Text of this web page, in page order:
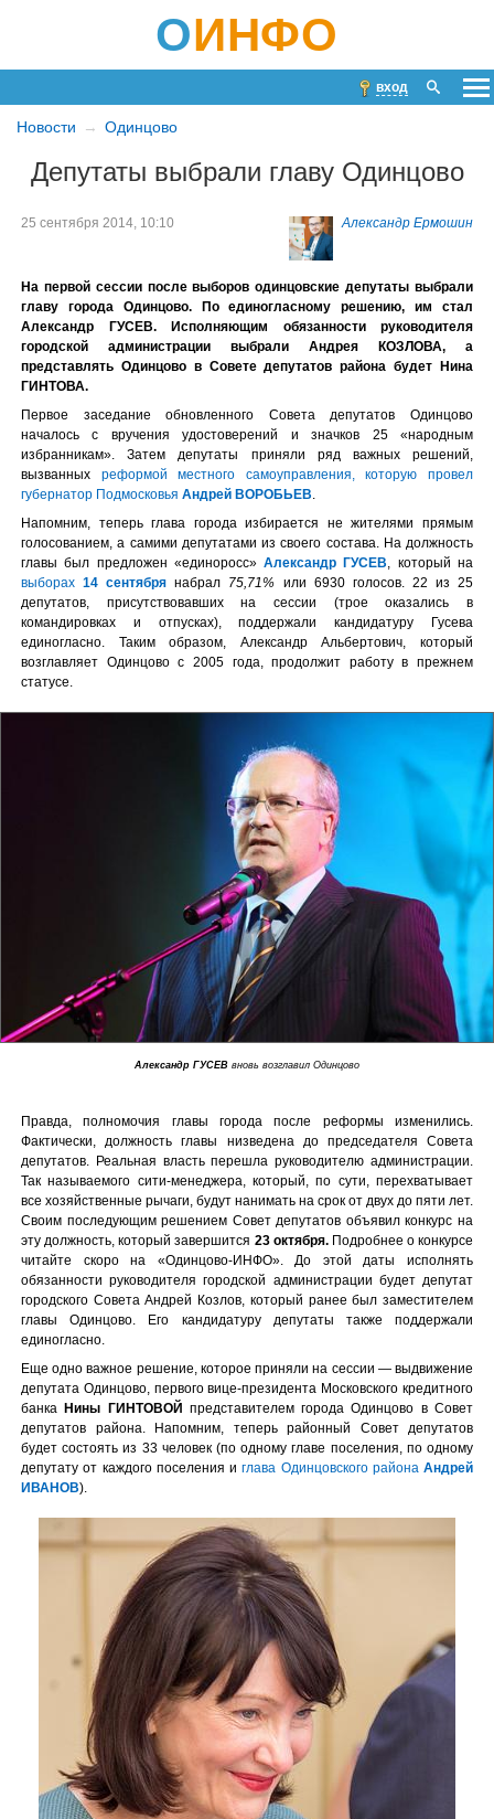
ОИНФО
вход
Новости Одинцово
Депутаты выбрали главу Одинцово
Александр Ермошин
25 сентября 2014, 10:10
На первой сессии после выборов одинцовские депутаты выбрали
главу города Одинцово. По единогласному решению, им стал
Александр ГУСЕВ. Исполняющим обязанности руководителя
городской администрации выбрали Андрея КОЗЛОВА, а
представлять Одинцово в Совете депутатов района будет Нина
ГИНТОВА.
Первое заседание обновленного Совета депутатов Одинцово
началось с вручения удостоверений и значков 25 «народным
избранникам». Затем депутаты приняли ряд важных решений,
вызванных реформой местного самоуправления, которую провел
губернатор Подмосковья Андрей ВОРОБЬЕВ
Напомним, теперь глава города избирается не жителями прямым
голосованием, а самими депутатами из своего состава. На должность
главы был предложен «единоросс»Александр ГУСЕВ
, который на
выборах14 сентября набрал 75,71% или 6930 голосов. 22 из 25
депутатов, присутствовавших на сессии (трое оказались в
командировках и отпусках), поддержали кандидатуру Гусева
единогласно. Таким образом, Александр Альбертович, который
возглавляет Одинцово с 2005 года, продолжит работу в прежнем
статусе.
Александр ГУСЕВ вновь возглавил Одинцово
Правда, полномочия главы города после реформы изменились.
Фактически, должность главы низведена до председателя Совета
депутатов. Реальная власть перешла руководителю администрации.
Так называемого сити-менеджера, который, по сути, перехватывает
все хозяйственные рычаги, будут нанимать на срок от двух до пяти лет.
Своим последующим решением Совет депутатов объявил конкурс на
эту должность, который завершится 23 октября.Подробнее о конкурсе
читайте скоро на «Одинцово-ИНФО». До этой даты исполнять
обязанности руководителя городской администрации будет депутат
городского Совета Андрей Козлов, который ранее был заместителем
главы Одинцово. Его кандидатуру депутаты также поддержали
единогласно.
Еще одно важное решение, которое приняли на сессии — выдвижение
депутата Одинцово, первого вице-президента Московского кредитного
банкаНины ГИНТОВОЙ представителем города Одинцово в Совет
депутатов района. Напомним, теперь районный Совет депутатов
будет состоять из 33 человек (по одному главе поселения, по одному
депутату от каждого поселения иглава Одинцовского района Андрей
ИВАНОВ).